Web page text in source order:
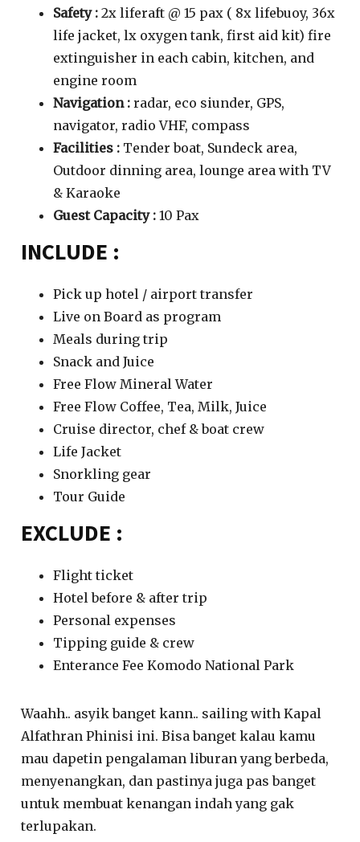
Safety : 2x liferaft @ 15 pax ( 8x lifebuoy, 36x
life jacket, lx oxygen tank, first aid kit) fire
extinguisher in each cabin, kitchen, and
engine room
Navigation : radar, eco siunder, GPS,
navigator, radio VHF, compass
Facilities : Tender boat, Sundeck area,
Outdoor dinning area, lounge area with TV
& Karaoke
Guest Capacity : 10 Pax
INCLUDE :
Pick up hotel / airport transfer
Live on Board as program
Meals during trip
Snack and Juice
Free Flow Mineral Water
Free Flow Coffee, Tea, Milk, Juice
Cruise director, chef & boat crew
Life Jacket
Snorkling gear
Tour Guide
EXCLUDE :
Flight ticket
Hotel before & after trip
Personal expenses
Tipping guide & crew
Enterance Fee Komodo National Park
Waahh.. asyik banget kann.. sailing with Kapal
Alfathran Phinisi ini. Bisa banget kalau kamu
mau dapetin pengalaman liburan yang berbeda,
menyenangkan, dan pastinya juga pas banget
untuk membuat kenangan indah yang gak
terlupakan.